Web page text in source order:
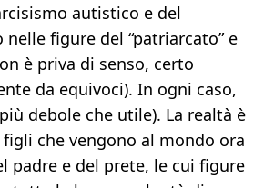
autistico e del
figure del “patriarcato” e
è priva di senso, certo
da equivoci). In ogni caso,
debole che utile). La realtà è
che vengono al mondo ora
padre e del prete, le cui figure